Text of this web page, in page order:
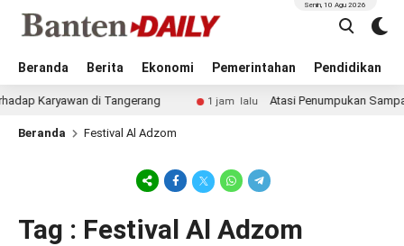
Beranda Berita Ekonomi Pemerintahan Pendidikan
Senin, 10 Agu 2026
Karyawan di Tangerang 1 jam lalu Atasi Penumpukan Sampah,
Beranda Festival Al Adzom
Tag : Festival Al Adzom